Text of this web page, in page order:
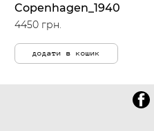
Copenhagen_1940
4450 грн.
додати в кошик